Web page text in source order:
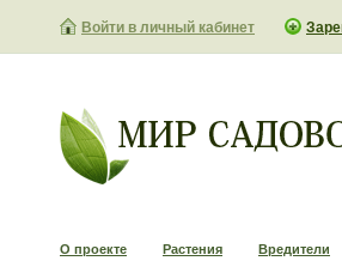
Войти в личный кабинет
О проекте Растения Вредители